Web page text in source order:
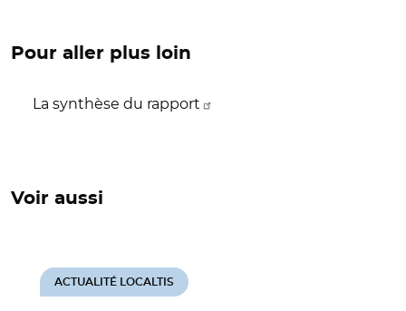
Pour aller plus loin
La synthèse du rapport
Voir aussi
ACTUALITÉ LOCALTIS